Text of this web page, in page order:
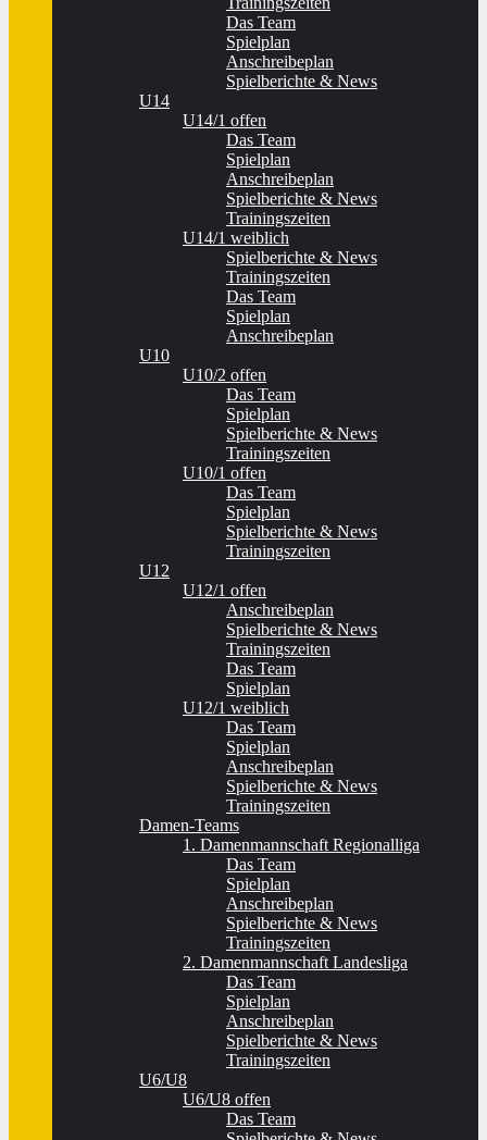
Das Team
Spielplan
Anschreibeplan
Spielberichte & News
U14
U14/1 offen
Das Team
Spielplan
Anschreibeplan
Spielberichte & News
Trainingszeiten
U14/1 weiblich
Spielberichte & News
Trainingszeiten
Das Team
Spielplan
Anschreibeplan
U10
U10/2 offen
Das Team
Spielplan
Spielberichte & News
Trainingszeiten
U10/1 offen
Das Team
Spielplan
Spielberichte & News
Trainingszeiten
U12
U12/1 offen
Anschreibeplan
Spielberichte & News
Trainingszeiten
Das Team
Spielplan
U12/1 weiblich
Das Team
Spielplan
Anschreibeplan
Spielberichte & News
Trainingszeiten
Damen-Teams
1. Damenmannschaft Regionalliga
Das Team
Spielplan
Anschreibeplan
Spielberichte & News
Trainingszeiten
2. Damenmannschaft Landesliga
Das Team
Spielplan
Anschreibeplan
Spielberichte & News
Trainingszeiten
U6/U8
U6/U8 offen
Das Team